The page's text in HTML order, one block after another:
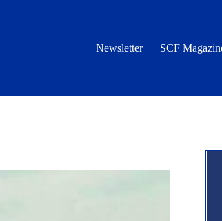
Newsletter SCF